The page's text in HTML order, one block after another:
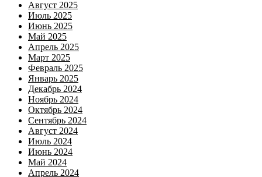
Август 2025
Июль 2025
Июнь 2025
Май 2025
Апрель 2025
Март 2025
Февраль 2025
Январь 2025
Декабрь 2024
Ноябрь 2024
Октябрь 2024
Сентябрь 2024
Август 2024
Июль 2024
Июнь 2024
Май 2024
Апрель 2024